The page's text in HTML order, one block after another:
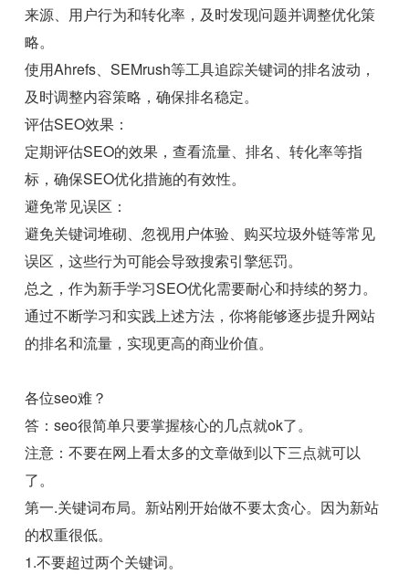
来源、用户行为和转化率，及时发现问题并调整优化策
略。
使用Ahrefs、SEMrush等工具追踪关键词的排名波动，
及时调整内容策略，确保排名稳定。
评估SEO效果：
定期评估SEO的效果，查看流量、排名、转化率等指
标，确保SEO优化措施的有效性。
避免常见误区：
避免关键词堆砌、忽视用户体验、购买垃圾外链等常见
误区，这些行为可能会导致搜索引擎惩罚。
总之，作为新手学习SEO优化需要耐心和持续的努力。
通过不断学习和实践上述方法，你将能够逐步提升网站
的排名和流量，实现更高的商业价值。
各位seo难？
答：seo很简单只要掌握核心的几点就ok了。
注意：不要在网上看太多的文章做到以下三点就可以
了。
第一.关键词布局。新站刚开始做不要太贪心。因为新站
的权重很低。
1.不要超过两个关键词。